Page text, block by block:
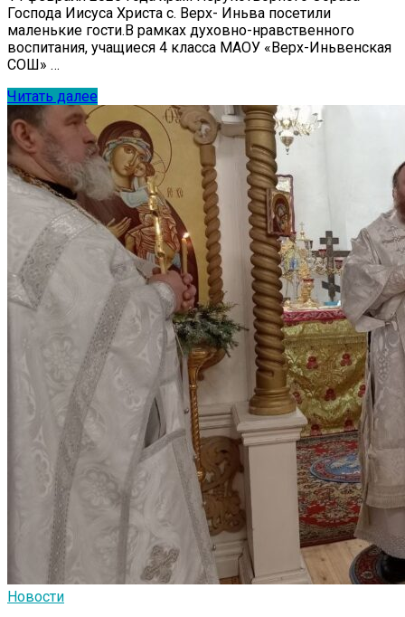
Господа Иисуса Христа с. Верх- Иньва посетили
маленькие гости.В рамках духовно-нравственного
воспитания, учащиеся 4 класса МАОУ «Верх-Иньвенская
СОШ» …
Читать далее
Новости